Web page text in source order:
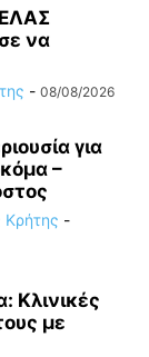
ΕΛΑΣ
να
- 08/08/2026
για
–
-
Κλινικές
με